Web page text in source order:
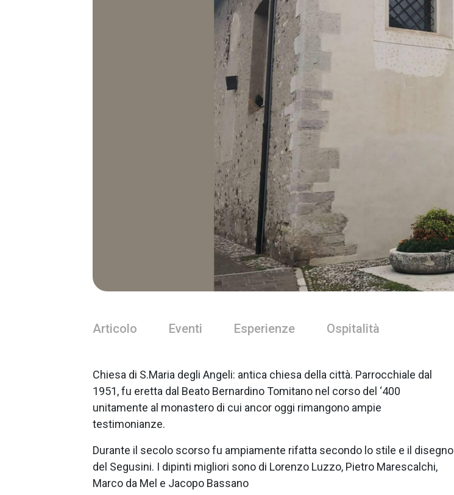
Articolo Eventi Esperienze Ospitalità
Chiesa di S.Maria degli Angeli: antica chiesa della città. Parrocchiale dal
1951, fu eretta dal Beato Bernardino Tomitano nel corso del ‘400
unitamente al monastero di cui ancor oggi rimangono ampie
testimonianze.
Durante il secolo scorso fu ampiamente rifatta secondo lo stile e il disegno
del Segusini. I dipinti migliori sono di Lorenzo Luzzo, Pietro Marescalchi,
Marco da Mel e Jacopo Bassano